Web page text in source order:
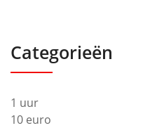
Categorieën
1 uur
10 euro